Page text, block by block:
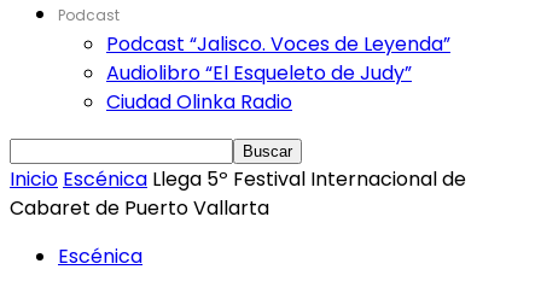
Podcast
Podcast “Jalisco. Voces de Leyenda”
Audiolibro “El Esqueleto de Judy”
Ciudad Olinka Radio
Inicio Escénica Llega 5º Festival Internacional de
Cabaret de Puerto Vallarta
Escénica